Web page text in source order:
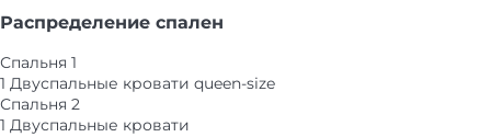
Распределение спален
Спальня 1
1 Двуспальные кровати queen-size
Спальня 2
1 Двуспальные кровати